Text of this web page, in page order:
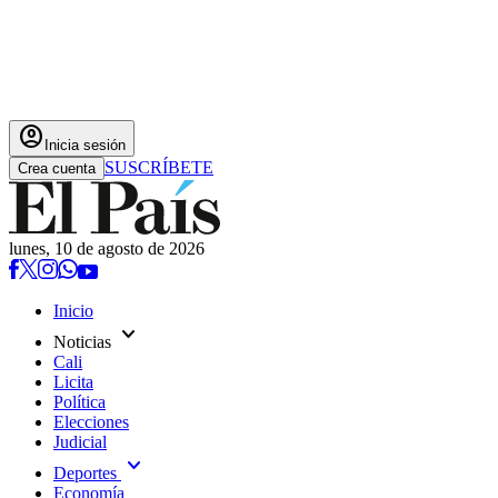
account_circle Inicia sesión
Crea cuenta SUSCRÍBETE
lunes, 10 de agosto de 2026
Inicio
Noticias expand_more
Cali
Licita
Política
Elecciones
Judicial
Deportes expand_more
Economía